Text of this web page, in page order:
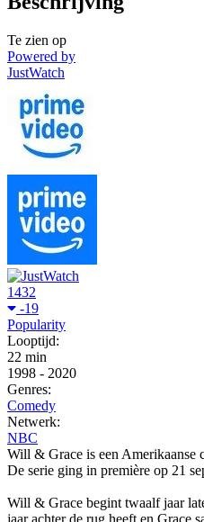
Te zien op
Powered by
JustWatch
1432
-19
Popularity
Looptijd:
22 min
1998 - 2020
Genres:
Comedy
Netwerk:
NBC
Will & Grace is een Amerikaanse
De serie ging in première op 21
Will & Grace begint twaalf jaar
jaar achter de rug heeft en Grace